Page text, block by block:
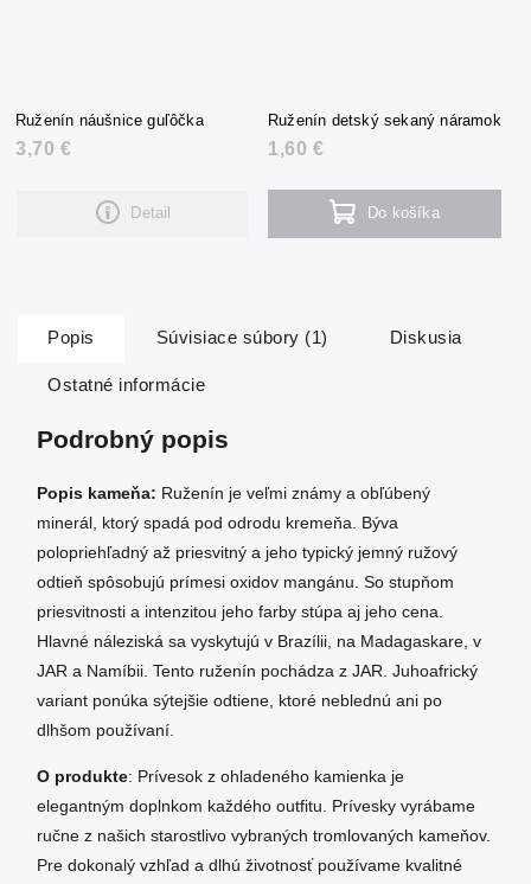
Ruženín náušnice guľôčka
3,70 €
Detail
Ruženín detský sekaný náramok
1,60 €
Do košíka
Popis Súvisiace súbory (1) Diskusia
Ostatné informácie
Podrobný popis
Popis kameňa: Ruženín je veľmi známy a obľúbený
minerál, ktorý spadá pod odrodu kremeňa. Býva
polopriehľadný až priesvitný a jeho typický jemný ružový
odtieň spôsobujú prímesi oxidov mangánu. So stupňom
priesvitnosti a intenzitou jeho farby stúpa aj jeho cena.
Hlavné náleziská sa vyskytujú v Brazílii, na Madagaskare, v
JAR a Namíbii. Tento ruženín pochádza z JAR. Juhoafrický
variant ponúka sýtejšie odtiene, ktoré neblednú ani po
dlhšom používaní.
O produkte: Prívesok z ohladeného kamienka je
elegantným doplnkom každého outfitu. Prívesky vyrábame
ručne z našich starostlivo vybraných tromlovaných kameňov.
Pre dokonalý vzhľad a dlhú životnosť používame kvalitné